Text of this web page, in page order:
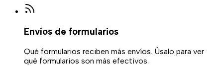
Envíos de formularios
Qué formularios reciben más envíos. Úsalo para ver
qué formularios son más efectivos.